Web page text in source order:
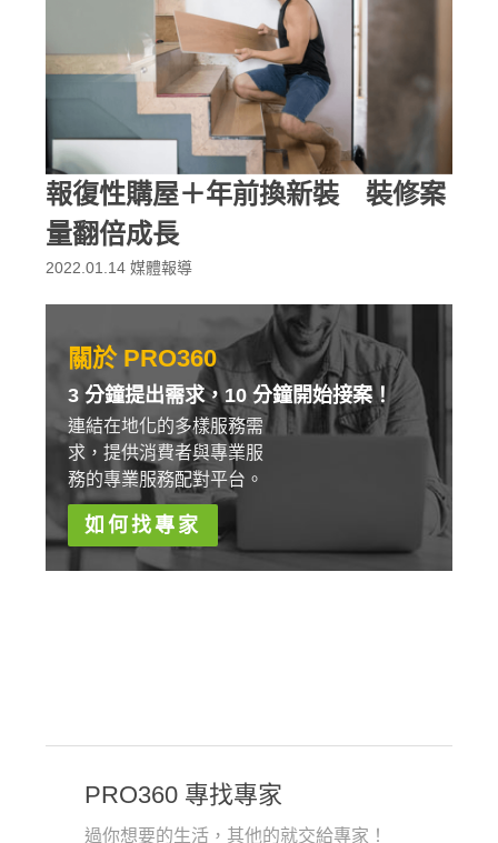
報復性購屋＋年前換新裝 裝修案
量翻倍成長
2022.01.14 媒體報導
關於 PRO360
3 分鐘提出需求，10 分鐘開始接案！
連結在地化的多樣服務需
求，提供消費者與專業服
務的專業服務配對平台。
如何找專家
PRO360 專找專家
過你想要的生活，其他的就交給專家！